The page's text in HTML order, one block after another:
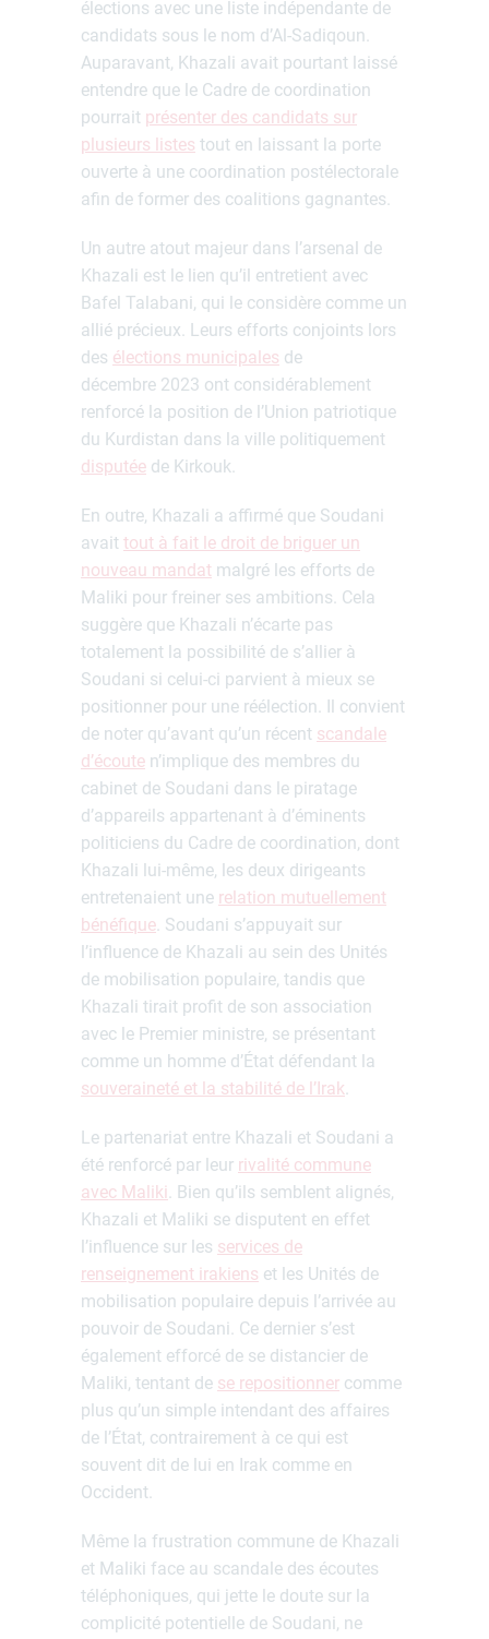
élections avec une liste indépendante de
candidats sous le nom d’Al-Sadiqoun.
Auparavant, Khazali avait pourtant laissé
entendre que le Cadre de coordination
pourrait présenter des candidats sur
plusieurs listes tout en laissant la porte
ouverte à une coordination postélectorale
afin de former des coalitions gagnantes.
Un autre atout majeur dans l’arsenal de
Khazali est le lien qu’il entretient avec
Bafel Talabani, qui le considère comme un
allié précieux. Leurs efforts conjoints lors
des élections municipales de
décembre 2023 ont considérablement
renforcé la position de l’Union patriotique
du Kurdistan dans la ville politiquement
disputée de Kirkouk.
En outre, Khazali a affirmé que Soudani
avait tout à fait le droit de briguer un
nouveau mandat malgré les efforts de
Maliki pour freiner ses ambitions. Cela
suggère que Khazali n’écarte pas
totalement la possibilité de s’allier à
Soudani si celui-ci parvient à mieux se
positionner pour une réélection. Il convient
de noter qu’avant qu’un récent scandale
d’écoute n’implique des membres du
cabinet de Soudani dans le piratage
d’appareils appartenant à d’éminents
politiciens du Cadre de coordination, dont
Khazali lui-même, les deux dirigeants
entretenaient une relation mutuellement
bénéfique. Soudani s’appuyait sur
l’influence de Khazali au sein des Unités
de mobilisation populaire, tandis que
Khazali tirait profit de son association
avec le Premier ministre, se présentant
comme un homme d’État défendant la
souveraineté et la stabilité de l’Irak.
Le partenariat entre Khazali et Soudani a
été renforcé par leur rivalité commune
avec Maliki. Bien qu’ils semblent alignés,
Khazali et Maliki se disputent en effet
l’influence sur les services de
renseignement irakiens et les Unités de
mobilisation populaire depuis l’arrivée au
pouvoir de Soudani. Ce dernier s’est
également efforcé de se distancier de
Maliki, tentant de se repositionner comme
plus qu’un simple intendant des affaires
de l’État, contrairement à ce qui est
souvent dit de lui en Irak comme en
Occident.
Même la frustration commune de Khazali
et Maliki face au scandale des écoutes
téléphoniques, qui jette le doute sur la
complicité potentielle de Soudani, ne